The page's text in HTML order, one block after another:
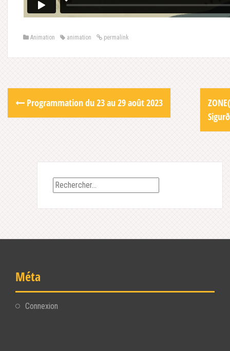
Animation animation permalink
Post
navigation
Programmation du 23 au 29 août 2023
Rechercher :
Méta
Connexion